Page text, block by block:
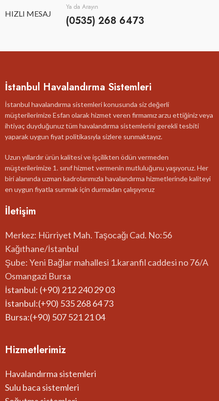
HIZLI MESAJ
Ya da Arayın
(0535) 268 6473
İstanbul Havalandırma Sistemleri
İstanbul havalandırma sistemleri konusunda siz değerli
müşterilerimize Esfan olarak hizmet veren firmamız arzu ettiğiniz veya
ihtiyaç duyduğunuz tüm havalandırma sistemlerini gerekli tesbiti
yaparak uygun fiyat politikasıyla sizlere sunmaktayız.
Uzun yıllardır ürün kalitesi ve işçilikten ödün vermeden
müşterilerimize 1. sınıf hizmet vermenin mutluluğunu yaşıyoruz. Her
biri alanında uzman kadrolarımızla havalandırma hizmetlerinde kaliteyi
en uygun fiyatla sunmak için durmadan çalışıyoruz
İletişim
Merkez: Hürriyet Mah. Taşocağı Cad. No:56
Kağıthane/İstanbul
Şube: Yeni Bağlar mahallesi 1.karanfil caddesi no 76/A
Osmangazi Bursa
İstanbul: (+90) 212 240 29 03
İstanbul:(+90) 535 268 64 73
Bursa:(+90) 507 521 21 04
Hizmetlerimiz
Havalandırma sistemleri
Sulu baca sistemleri